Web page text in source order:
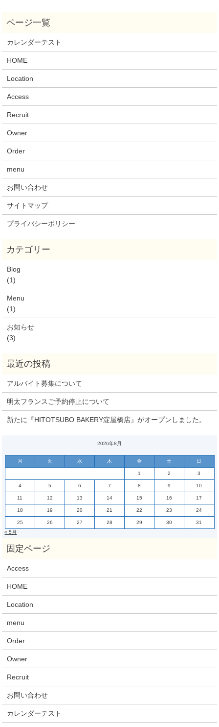
カレンダーテスト
HOME
Location
Access
Recruit
Owner
Order
menu
お問い合わせ
サイトマップ
プライバシーポリシー
Blog
(1)
Menu
(1)
お知らせ
(3)
アルバイト募集について
明太フランスご予約停止について
新たに『HITOTSUBO BAKERY淀屋橋店』がオープンしました。
2026年8月
月 火 水 木 金 土 日
1 2 3
4 5 6 7 8 9 10
11 12 13 14 15 16 17
18 19 20 21 22 23 24
25 26 27 28 29 30
31
« 5月
Access
HOME
Location
menu
Order
Owner
Recruit
お問い合わせ
カレンダーテスト